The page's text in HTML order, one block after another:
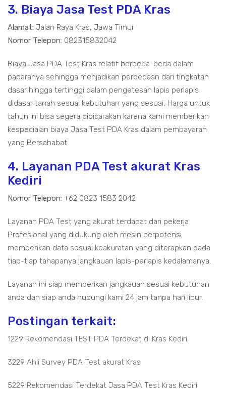
3. Biaya Jasa Test PDA Kras
Alamat: Jalan Raya Kras, Jawa Timur
Nomor Telepon: 082315832042
Biaya Jasa PDA Test Kras relatif berbeda-beda dalam
paparanya sehingga menjadikan perbedaan dari tingkatan
dasar hingga tertinggi dalam pengetesan lapis perlapis
didasar tanah sesuai kebutuhan yang sesuai, Harga untuk
tahun ini bisa segera dibicarakan karena kami memberikan
kespecialan biaya Jasa Test PDA Kras dalam pembayaran
yang Bersahabat.
4. Layanan PDA Test akurat Kras
Kediri
Nomor Telepon: +62 0823 1583 2042
Layanan PDA Test yang akurat terdapat dari pekerja
Profesional yang didukung oleh mesin berpotensi
memberikan data sesuai keakuratan yang diterapkan pada
tiap-tiap tahapanya jangkauan lapis-perlapis kedalamanya.
Layanan ini siap memberikan jangkauan sesuai kebutuhan
anda dan siap anda hubungi kami 24 jam tanpa hari libur.
Postingan terkait:
1229 Rekomendasi TEST PDA Terdekat di Kras Kediri
3229 Ahli Survey PDA Test akurat Kras
5229 Rekomendasi Terdekat Jasa PDA Test Kras Kediri